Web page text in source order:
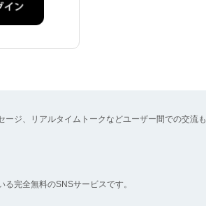
ジ、リアルタイムトークなどユーザー間での交流も
完全無料のSNSサービスです。